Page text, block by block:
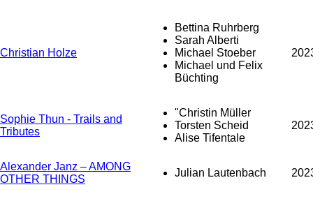
Christian Holze
Bettina Ruhrberg
Sarah Alberti
Michael Stoeber
Michael und Felix
Büchting
Sophie Thun - Trails and
Tributes
"Christin Müller
Torsten Scheid
Alise Tifentale
Alexander Janz – AMONG
OTHER THINGS
Julian Lautenbach